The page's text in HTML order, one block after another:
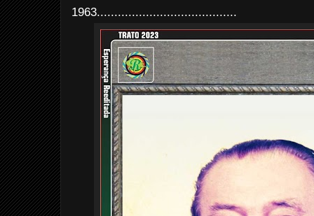
1963........................................